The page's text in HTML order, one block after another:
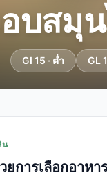
บสมุ
GI 15 · ต่ำ GL
น
ยการเลือกอาห